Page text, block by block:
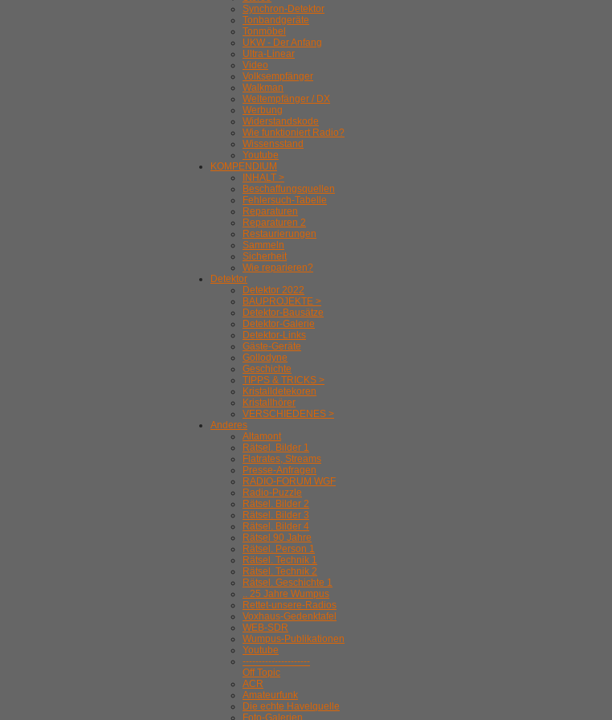
Synchron-Detektor
Tonbandgeräte
Tonmöbel
UKW - Der Anfang
Ultra-Linear
Video
Volksempfänger
Walkman
Weltempfänger / DX
Werbung
Widerstandskode
Wie funktioniert Radio?
Wissensstand
Youtube
KOMPENDIUM
INHALT >
Beschaffungsquellen
Fehlersuch-Tabelle
Reparaturen
Reparaturen 2
Restaurierungen
Sammeln
Sicherheit
Wie reparieren?
Detektor
Detektor 2022
BAUPROJEKTE >
Detektor-Bausätze
Detektor-Galerie
Detektor-Links
Gäste-Geräte
Gollodyne
Geschichte
TIPPS & TRICKS >
Kristalldetekoren
Kristallhörer
VERSCHIEDENES >
Anderes
Altamont
Rätsel. Bilder 1
Flatrates, Streams
Presse-Anfragen
RADIO-FORUM WGF
Radio-Puzzle
Rätsel. Bilder 2
Rätsel. Bilder 3
Rätsel. Bilder 4
Rätsel 90 Jahre
Rätsel. Person 1
Rätsel. Technik 1
Rätsel. Technik 2
Rätsel. Geschichte 1
.. 25 Jahre Wumpus
Rettet-unsere-Radios
Voxhaus-Gedenktafel
WEB-SDR
Wumpus-Publikationen
Youtube
---------------------
Off Topic
ACR
Amateurfunk
Die echte Havelquelle
Foto-Galerien